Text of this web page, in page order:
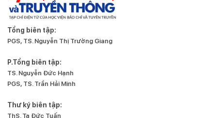
Tổng biên tập:
PGS, TS. Nguyễn Thị Trường Giang
P.Tổng biên tập:
TS. Nguyễn Đức Hạnh
PGS, TS. Trần Hải Minh
Thư ký biên tập:
ThS. Tạ Đức Tuấn